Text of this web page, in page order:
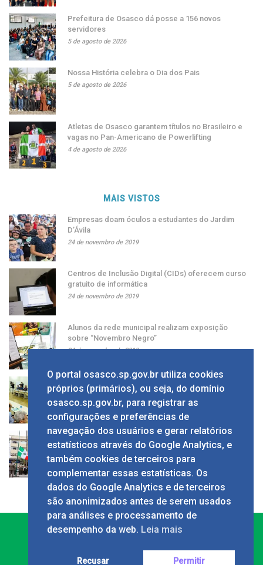
Prefeitura de Osasco dá posse a 156 novos
servidores
5 de agosto de 2026
Nossa História celebra o Dia dos Pais
5 de agosto de 2026
Atletas de Osasco garantem títulos no Brasileiro e
vagas no Pan-Americano de Powerlifting
4 de agosto de 2026
MAIS VISTOS
Empresas doam óculos a estudantes do Jardim
D’Ávila
24 de novembro de 2019
Centros de Inclusão Digital (CIDs) oferecem curso
gratuito de informática
24 de novembro de 2019
Alunos da rede municipal realizam exposição
sobre “Novembro Negro”
24 de novembro de 2019
Grupo apresenta ao prefeito sugestão de alíquota
única de ISS
24 de novembro de 2019
Solenidade em comemoração ao Dia da Bandeira
no Calçadão
24 de novembro de 2019
O portal osasco.sp.gov.br utiliza cookies
próprios (primários), ou seja, do domínio
osasco.sp.gov.br, para registrar as
configurações e preferências de
navegação dos usuários e gerar relatórios
estatísticos através do Google Analytics, e
também cookies de terceiros para
complementar essas estatísticas. Os
dados do Google Analytics e de terceiros
são anonimizados antes de serem usados
para análises e processamento de
desempenho da web. Leia mais
Recusar Permitir